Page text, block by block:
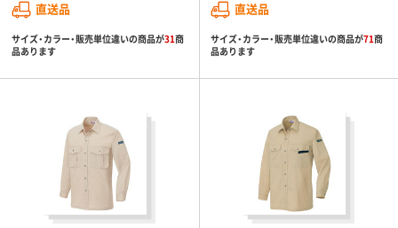
直送品
サイズ・カラー・販売単位違いの商品が31商
品あります
直送品
サイズ・カラー・販売単位違いの商品が71商
品あります